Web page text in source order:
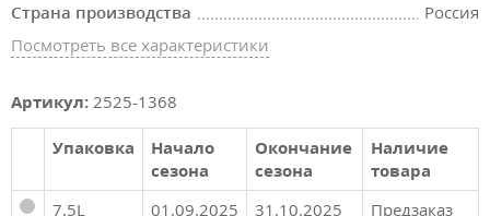
Страна производства
Россия
Посмотреть все характеристики
Артикул: 2525-1368
Упаковка
Начало
сезона
Окончание
сезона
Наличие
товара
7.5L
01.09.2025 31.10.2025
Предзаказ